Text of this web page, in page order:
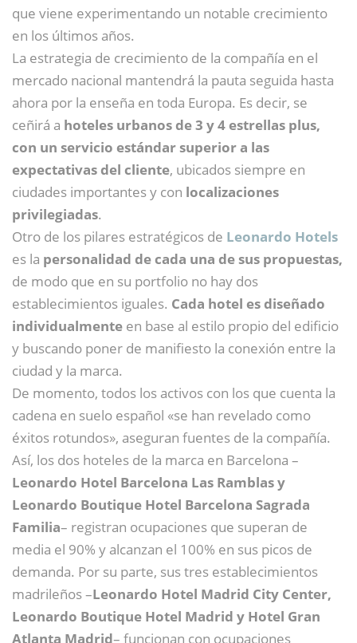
que viene experimentando un notable crecimiento
en los últimos años.
La estrategia de crecimiento de la compañía en el
mercado nacional mantendrá la pauta seguida hasta
ahora por la enseña en toda Europa. Es decir, se
ceñirá a hoteles urbanos de 3 y 4 estrellas plus,
con un servicio estándar superior a las
expectativas del cliente, ubicados siempre en
ciudades importantes y con localizaciones
privilegiadas.
Otro de los pilares estratégicos de Leonardo Hotels
es la personalidad de cada una de sus propuestas,
de modo que en su portfolio no hay dos
establecimientos iguales. Cada hotel es diseñado
individualmente en base al estilo propio del edificio
y buscando poner de manifiesto la conexión entre la
ciudad y la marca.
De momento, todos los activos con los que cuenta la
cadena en suelo español «se han revelado como
éxitos rotundos», aseguran fuentes de la compañía.
Así, los dos hoteles de la marca en Barcelona –
Leonardo Hotel Barcelona Las Ramblas y
Leonardo Boutique Hotel Barcelona Sagrada
Familia– registran ocupaciones que superan de
media el 90% y alcanzan el 100% en sus picos de
demanda. Por su parte, sus tres establecimientos
madrileños –Leonardo Hotel Madrid City Center,
Leonardo Boutique Hotel Madrid y Hotel Gran
Atlanta Madrid– funcionan con ocupaciones